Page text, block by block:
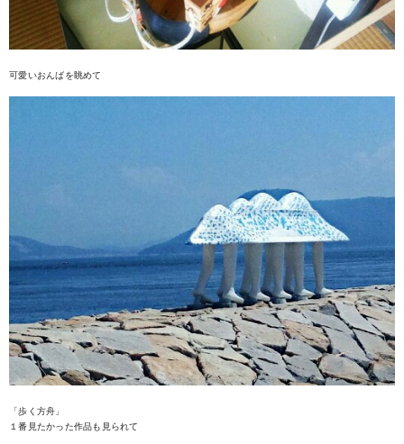
可愛いおんばを眺めて
「歩く方舟」
１番見たかった作品も見られて